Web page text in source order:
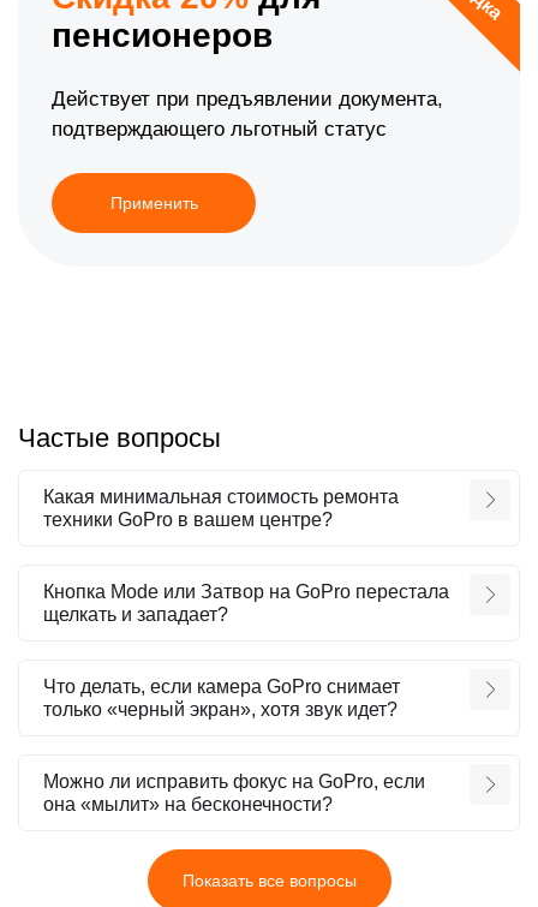
пенсионеров
Действует при предъявлении документа,
подтверждающего льготный статус
Применить
Частые вопросы
Какая минимальная стоимость ремонта
техники GoPro в вашем центре?
Кнопка Mode или Затвор на GoPro перестала
щелкать и западает?
Что делать, если камера GoPro снимает
только «черный экран», хотя звук идет?
Можно ли исправить фокус на GoPro, если
она «мылит» на бесконечности?
Показать все вопросы